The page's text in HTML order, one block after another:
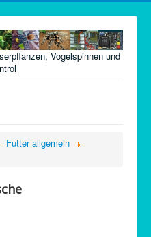
Vogelspinnen und
Futter allgemein